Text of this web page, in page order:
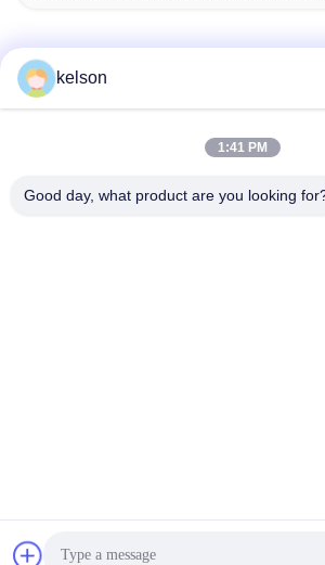
Но. 1, дорога Xinglong 2-ая,
2022-2026 Guangdong Sunkings
kelson
1:41 PM
Good day, what product are you looking